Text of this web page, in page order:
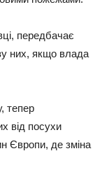
передбачає
них, якщо влада
тепер
від посухи
Європи, де зміна